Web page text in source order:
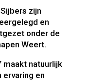
zijn
en
onder de
Weert.
maakt natuurlijk
ervaring en